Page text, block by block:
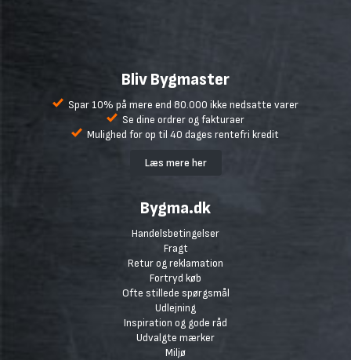
Bliv Bygmaster
Spar 10% på mere end 80.000 ikke nedsatte varer
Se dine ordrer og fakturaer
Mulighed for op til 40 dages rentefri kredit
Læs mere her
Bygma.dk
Handelsbetingelser
Fragt
Retur og reklamation
Fortryd køb
Ofte stillede spørgsmål
Udlejning
Inspiration og gode råd
Udvalgte mærker
Miljø